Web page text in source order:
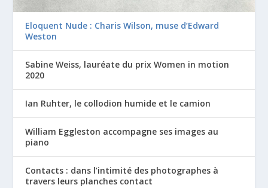
Eloquent Nude : Charis Wilson, muse d’Edward
Weston
Sabine Weiss, lauréate du prix Women in motion
2020
Ian Ruhter, le collodion humide et le camion
William Eggleston accompagne ses images au
piano
Contacts : dans l’intimité des photographes à
travers leurs planches contact